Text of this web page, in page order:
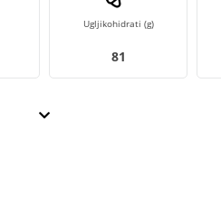
Ugljikohidrati (g)
81